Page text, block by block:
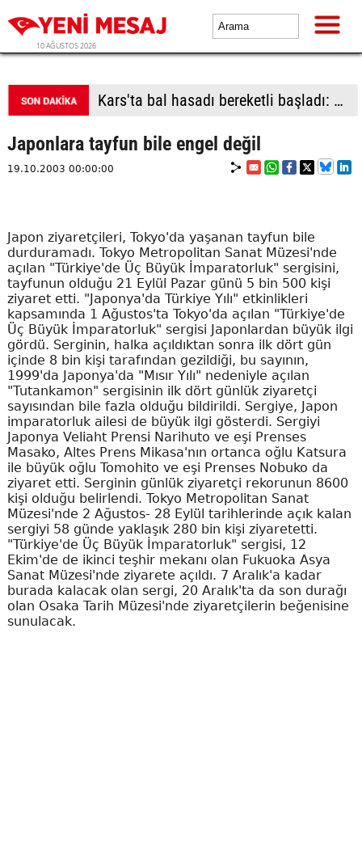
10 AĞUSTOS 2026
Kars'ta bal hasadı bereketli başladı: Kilosu 2 bin 500 TL'ye kadar çıkıyor
Japonlara tayfun bile engel değil
19.10.2003 00:00:00
Japon ziyaretçileri, Tokyo'da yaşanan tayfun bile
durduramadı. Tokyo Metropolitan Sanat Müzesi'nde
açılan "Türkiye'de Üç Büyük İmparatorluk" sergisini,
tayfunun olduğu 21 Eylül Pazar günü 5 bin 500 kişi
ziyaret etti. "Japonya'da Türkiye Yılı" etkinlikleri
kapsamında 1 Ağustos'ta Tokyo'da açılan "Türkiye'de
Üç Büyük İmparatorluk" sergisi Japonlardan büyük ilgi
gördü. Serginin, halka açıldıktan sonra ilk dört gün
içinde 8 bin kişi tarafından gezildiği, bu sayının,
1999'da Japonya'da "Mısır Yılı" nedeniyle açılan
"Tutankamon" sergisinin ilk dört günlük ziyaretçi
sayısından bile fazla olduğu bildirildi. Sergiye, Japon
imparatorluk ailesi de büyük ilgi gösterdi. Sergiyi
Japonya Veliaht Prensi Narihuto ve eşi Prenses
Masako, Altes Prens Mikasa'nın ortanca oğlu Katsura
ile büyük oğlu Tomohito ve eşi Prenses Nobuko da
ziyaret etti. Serginin günlük ziyaretçi rekorunun 8600
kişi olduğu belirlendi. Tokyo Metropolitan Sanat
Müzesi'nde 2 Ağustos- 28 Eylül tarihlerinde açık kalan
sergiyi 58 günde yaklaşık 280 bin kişi ziyaretetti.
"Türkiye'de Üç Büyük İmparatorluk" sergisi, 12
Ekim'de de ikinci teşhir mekanı olan Fukuoka Asya
Sanat Müzesi'nde ziyarete açıldı. 7 Aralık'a kadar
burada kalacak olan sergi, 20 Aralık'ta da son durağı
olan Osaka Tarih Müzesi'nde ziyaretçilerin beğenisine
sunulacak.